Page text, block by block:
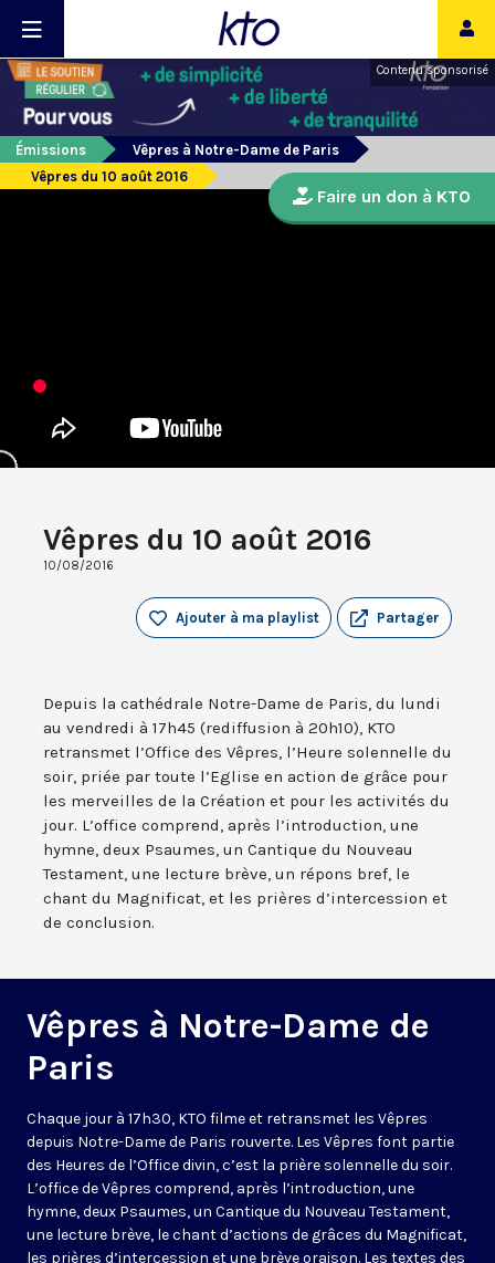
Contenu sponsorisé
Émissions
Vêpres à Notre-Dame de Paris
Vêpres du 10 août 2016
Vêpres du 10 août 2016
10/08/2016
Partager
Ajouter à ma playlist
Depuis la cathédrale Notre-Dame de Paris, du lundi
au vendredi à 17h45 (rediffusion à 20h10), KTO
retransmet l’Office des Vêpres, l’Heure solennelle du
soir, priée par toute l’Eglise en action de grâce pour
les merveilles de la Création et pour les activités du
jour. L’office comprend, après l’introduction, une
hymne, deux Psaumes, un Cantique du Nouveau
Testament, une lecture brève, un répons bref, le
chant du Magnificat, et les prières d’intercession et
de conclusion.
Vêpres à Notre-Dame de
Paris
Chaque jour à 17h30, KTO filme et retransmet les Vêpres
depuis Notre-Dame de Paris rouverte. Les Vêpres font partie
des Heures de l’Office divin, c’est la prière solennelle du soir.
L’office de Vêpres comprend, après l’introduction, une
hymne, deux Psaumes, un Cantique du Nouveau Testament,
une lecture brève, le chant d’actions de grâces du Magnificat,
les prières d’intercession et une brève oraison. Les textes des
Faire un don à KTO